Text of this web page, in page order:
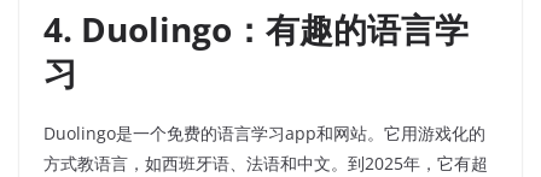
4. Duolingo：有趣的语言学
习
Duolingo是一个免费的语言学习app和网站。它用游戏化的
方式教语言，如西班牙语、法语和中文。到2025年，它有超